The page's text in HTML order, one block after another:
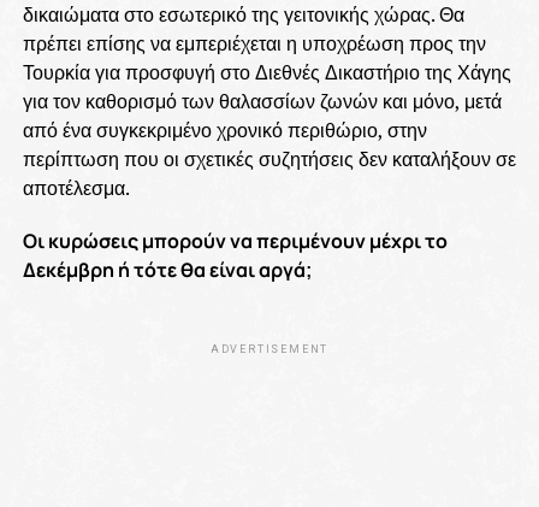
δικαιώματα στο εσωτερικό της γειτονικής χώρας. Θα
πρέπει επίσης να εμπεριέχεται η υποχρέωση προς την
Τουρκία για προσφυγή στο Διεθνές Δικαστήριο της Χάγης
για τον καθορισμό των θαλασσίων ζωνών και μόνο, μετά
από ένα συγκεκριμένο χρονικό περιθώριο, στην
περίπτωση που οι σχετικές συζητήσεις δεν καταλήξουν σε
αποτέλεσμα.
Οι κυρώσεις μπορούν να περιμένουν μέχρι το
Δεκέμβρη ή τότε θα είναι αργά;
ADVERTISEMENT